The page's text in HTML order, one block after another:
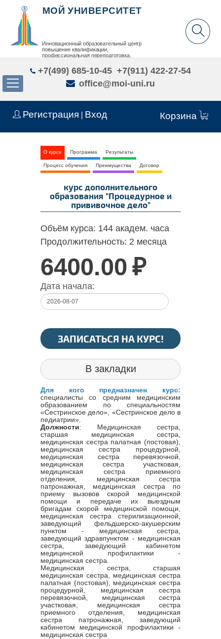
Регистрация Вход Корзина
МОЙ УНИВЕРСИТЕТ
Инновационный образовательный центр
повышение квалификации,
профессиональная переподготовка,
+7(499) 685-10-45 +7(911) 422-27-54
office@moi-uni.ru
О курсе Программа Результаты
Процесс обучения Преимущества Договор
курс дополнительного
образования "Процедурное и
прививочное дело"
Объём курса: 144 академ. часа
Продолжительность: 2 месяца
6400.00 ₽
Дата начала:
ЗАПИСАТЬСЯ НА КУРС!
В закладки
Для кого предназначен курс:
специалисты со средним медицинским
образованием по специальностям
«Сестринское дело», «Сестринское дело в
педиатрии».
Должности: Медицинская сестра,
старшая медицинская сестра,
медицинская сестра палатная (постовая),
медицинская сестра процедурной,
медицинская сестра перевязочной,
медицинская сестра участковая,
медицинская сестра приемного
отделения, медицинская сестра
патронажная, медицинская сестра по
приему вызовов скорой медицинской
помощи и передаче их выездным
бригадам скорой медицинской помощи,
медицинская сестра стерилизационной,
заведующий фельдшерско-акушерским
пунктом - медицинская сестра,
заведующий здравпунктом - медицинская
сестра, заведующий кабинетом
медицинской профилактики -
медицинская сестра.
Медицинская сестра, старшая
медицинская сестра, медицинская сестра
палатная (постовая), медицинская сестра
процедурной, медицинская сестра
перевязочной, медицинская сестра
участковая, медицинская сестра
приемного отделения, медицинская
сестра патронажная, заведующий
кабинетом медицинской профилактики -
медицинская сестра